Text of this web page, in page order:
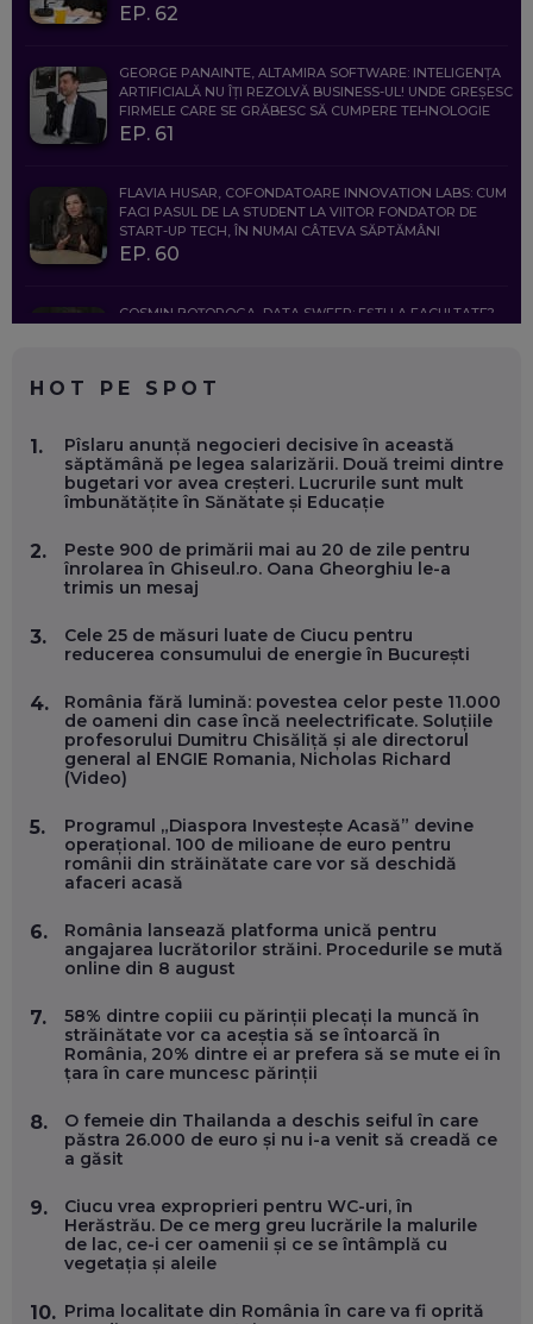
EP. 62
GEORGE PANAINTE, ALTAMIRA SOFTWARE: INTELIGENȚA
ARTIFICIALĂ NU ÎȚI REZOLVĂ BUSINESS-UL! UNDE GREȘESC
FIRMELE CARE SE GRĂBESC SĂ CUMPERE TEHNOLOGIE
EP. 61
FLAVIA HUSAR, COFONDATOARE INNOVATION LABS: CUM
FACI PASUL DE LA STUDENT LA VIITOR FONDATOR DE
START-UP TECH, ÎN NUMAI CÂTEVA SĂPTĂMÂNI
EP. 60
COSMIN BOȚOROGA, DATA SWEEP: EȘTI LA FACULTATE?
FOLOSEȘTI TEHNOLOGIA CA SĂ FII MAI BUN LA JOB. ȘI CUM
SE VA SCHIMBA MUNCA, ÎN URMĂTORII ANI
EP. 58
MARIUS PAȘCULEA, COFONDATOR AL KULTH: CUM
FOLOSEȘTI TEHNOLOGIA CA SĂ ÎȚI DESCHIZI DRUMUL
CĂTRE ARTĂ, LA NIVEL GLOBAL
EFICIENT VIAȚA ONLINE. ȘI CARE SUNT PRIMII PAȘI ÎNTR-O
CARIERĂ DE „HACKER CU PERMIS”
EP. 56
ÎNVAȚĂ AEO ȘI GEO!
EP. 55
WASHINGTON, OCHELARI INTELIGENȚI ȘI FERME
VERTICALE FĂRĂ PĂMÂNT
EP. 54
VALENTIN VANCEA, CEO AL PATRIA BANK: AUTOMATIZĂM
PROCESE, DAR CE FACEM CÂND PICĂ BAZA DE DATE, LA
INSTITUȚIILE STATULUI?
VOICU OPREAN (AROBS): CUM CONSTRUIEȘTI O COMPANIE
EP. 52
ROBERT GRAUR, FOMO: SPEAKERUL PE SCENĂ, INVITATUL
DERULO, STEVEN BARTLETT ȘI ALȚI PESTE 60 DE
HOT PE SPOT
1.
Pîslaru anunță negocieri decisive în această
săptămână pe legea salarizării. Două treimi dintre
bugetari vor avea creșteri. Lucrurile sunt mult
îmbunătățite în Sănătate și Educație
2.
Peste 900 de primării mai au 20 de zile pentru
înrolarea în Ghiseul.ro. Oana Gheorghiu le-a
trimis un mesaj
3.
Cele 25 de măsuri luate de Ciucu pentru
reducerea consumului de energie în București
4.
România fără lumină: povestea celor peste 11.000
de oameni din case încă neelectrificate. Soluțiile
profesorului Dumitru Chisăliță și ale directorul
general al ENGIE Romania, Nicholas Richard
(Video)
5.
Programul „Diaspora Investește Acasă” devine
operațional. 100 de milioane de euro pentru
românii din străinătate care vor să deschidă
afaceri acasă
6.
România lansează platforma unică pentru
angajarea lucrătorilor străini. Procedurile se mută
online din 8 august
7.
58% dintre copiii cu părinții plecați la muncă în
străinătate vor ca aceștia să se întoarcă în
România, 20% dintre ei ar prefera să se mute ei în
țara în care muncesc părinții
8.
O femeie din Thailanda a deschis seiful în care
păstra 26.000 de euro și nu i-a venit să creadă ce
a găsit
9.
Ciucu vrea exproprieri pentru WC-uri, în
Herăstrău. De ce merg greu lucrările la malurile
de lac, ce-i cer oamenii și ce se întâmplă cu
vegetația și aleile
10. Prima localitate din România în care va fi oprită